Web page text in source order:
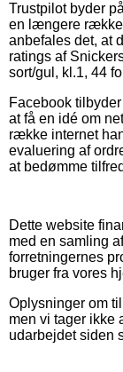
Trustpilot byder
en længere række
anbefales det, at
ratings af
sort/gul, kl.1, 44
Facebook
at få en idé om
række internet
evaluering af
at bedømme
Dette website
med en samling
forretningernes
bruger fra vores
Oplysninger om
men vi tager ikke
udarbejdet siden